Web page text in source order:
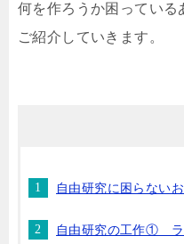
何を作ろうか困っている
ご紹介していきます。
自由研究に困らない
自由研究の工作① ラ